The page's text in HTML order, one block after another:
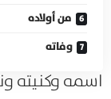
من أولاده
وفاته
اسمه وكنيته